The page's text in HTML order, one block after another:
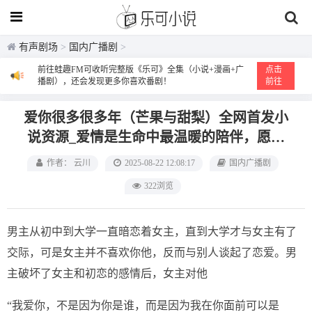
有声剧场 > 国内广播剧 >
前往蛙趣FM可收听完整版《乐可》全集（小说+漫画+广
播剧），还会发现更多你喜欢番剧！
点击
前往
爱你很多很多年（芒果与甜梨）‌全网首发小
说资源‌_爱情是生命中最温暖的陪伴，愿每
一个心灵都能在爱情中找到归属
作者： 云川 2025-08-22 12:08:17 国内广播剧
322浏览
男主从初中到大学一直暗恋着女主，直到大学才与女主有了
交际，可是女主并不喜欢你他，反而与别人谈起了恋爱。男
主破坏了女主和初恋的感情后，女主对他
“我爱你，不是因为你是谁，而是因为我在你面前可以是